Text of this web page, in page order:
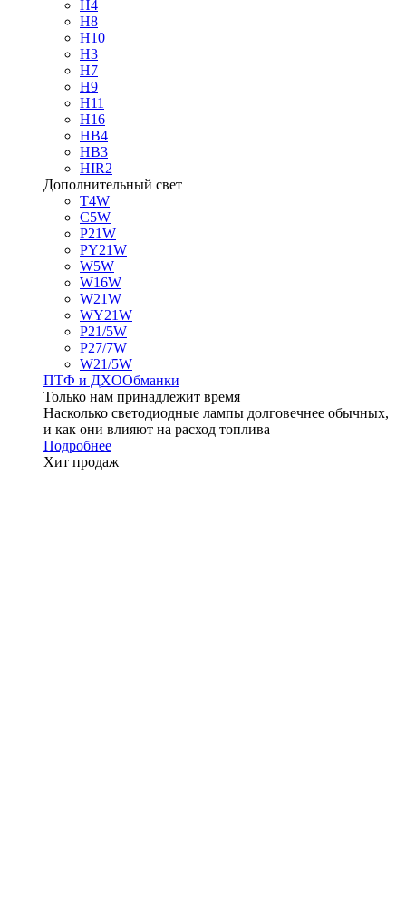
H4
H8
H10
H3
H7
H9
H11
H16
HB4
HB3
HIR2
Дополнительный свет
T4W
C5W
P21W
PY21W
W5W
W16W
W21W
WY21W
P21/5W
P27/7W
W21/5W
ПТФ и ДXООбманки
Только нам принадлежит время
Насколько светодиодные лампы долговечнее обычных,
и как они влияют на расход топлива
Подробнее
Хит продаж